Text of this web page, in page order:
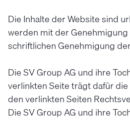
Die Inhalte der Website sind
werden mit der
schriftlichen Genehmigung
Die SV Group AG und ihre
verlinkten Seite trägt dafür
den verlinkten Seiten
Die SV Group AG und ihre